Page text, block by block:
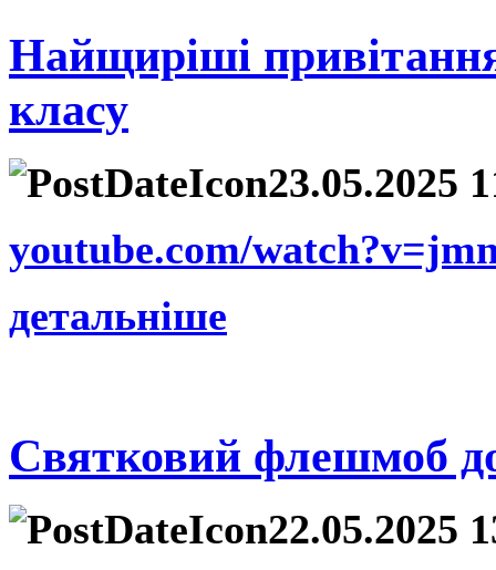
Найщиріші
класу
23.05.2025
youtube.com/
детальніше
Святковий флешмоб
22.05.2025